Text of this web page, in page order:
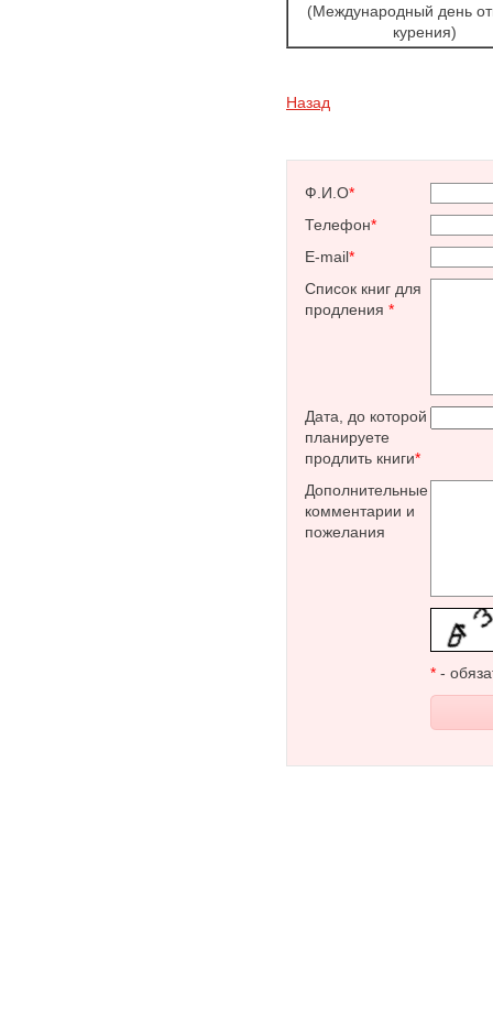
(Международный день
курения)
Назад
Ф.И.О*
Телефон*
E-mail*
Список книг для
продления *
Дата, до которой
планируете
продлить книги*
Дополнительные
комментарии и
пожелания
* -